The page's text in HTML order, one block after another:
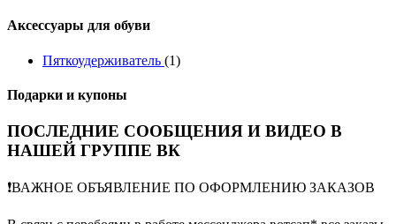
Аксессуары для обуви
Пяткоудерживатель (1)
Подарки и купоны
ПОСЛЕДНИЕ СООБЩЕНИЯ И ВИДЕО В
НАШЕЙ ГРУППЕ ВК
❗️ВАЖНОЕ ОБЪЯВЛЕНИЕ ПО ОФОРМЛЕНИЮ ЗАКАЗОВ